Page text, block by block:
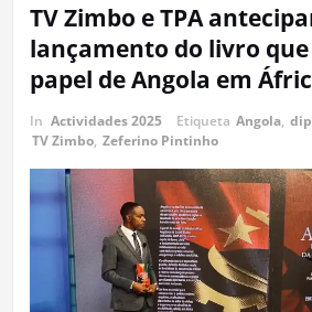
TV Zimbo e TPA
lançamento do livro
papel de Angola em
In Actividades 2025 Etiqueta Angola,
TV Zimbo, Zeferino Pintinho